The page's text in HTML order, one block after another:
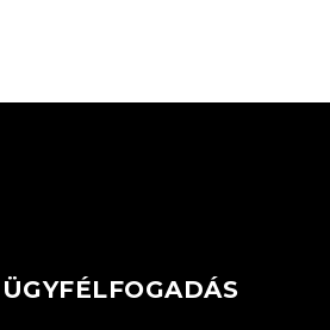
ÜGYFÉLFOGADÁS